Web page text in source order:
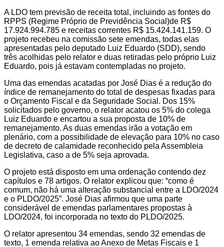
A LDO tem previsão de receita total, incluindo as fontes do
RPPS (Regime Próprio de Previdência Social)de R$
17.924.994.785 e receitas correntes R$ 15.424.141.159. O
projeto recebeu na comissão sete emendas, todas elas
apresentadas pelo deputado Luiz Eduardo (SDD), sendo
três acolhidas pelo relator e duas retiradas pelo próprio Luiz
Eduardo, pois já estavam contempladas no projeto.
Uma das emendas acatadas por José Dias é a redução do
índice de remanejamento do total de despesas fixadas para
o Orçamento Fiscal e da Seguridade Social. Dos 15%
solicitados pelo governo, o relator acatou os 5% do colega
Luiz Eduardo e encartou a sua proposta de 10% de
remanejamento. As duas emendas irão a votação em
plenário, com a possibilidade de elevação para 10% no caso
de decreto de calamidade reconhecido pela Assembleia
Legislativa, caso a de 5% seja aprovada.
O projeto está disposto em uma ordenação contendo dez
capítulos e 78 artigos. O relator explicou que: “como é
comum, não há uma alteração substancial entre a LDO/2024
e o PLDO/2025”. José Dias afirmou que uma parte
considerável de emendas parlamentares propostas à
LDO/2024, foi incorporada no texto do PLDO/2025.
O relator apresentou 34 emendas, sendo 32 emendas de
texto, 1 emenda relativa ao Anexo de Metas Fiscais e 1